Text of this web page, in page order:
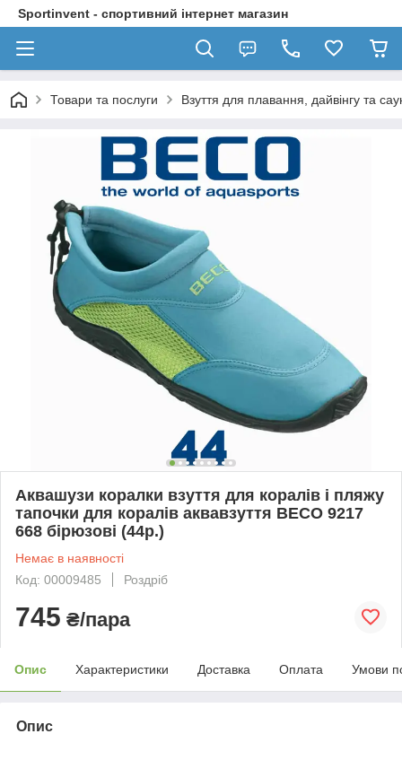
Sportinvent - спортивний інтернет магазин
Товари та послуги Взуття для плавання, дайвінгу та
Аквашузи коралки взуття для коралів і пляжу
тапочки для коралів аквавзуття BECO 9217
668 бірюзові (44р.)
Немає в наявності
Код: 00009485
Роздріб
745 ₴/пара
Опис Характеристики Доставка Оплата Умови
Опис